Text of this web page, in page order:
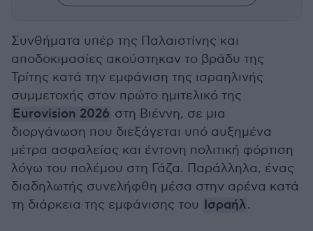
Συνθήματα υπέρ της Παλαιστίνης και
αποδοκιμασίες ακούστηκαν το βράδυ της
Τρίτης κατά την εμφάνιση της ισραηλινής
συμμετοχής στον πρώτο ημιτελικό της
Eurovision 2026 στη Βιέννη, σε μια
διοργάνωση που διεξάγεται υπό αυξημένα
μέτρα ασφαλείας και έντονη πολιτική φόρτιση
λόγω του πολέμου στη Γάζα. Παράλληλα, ένας
διαδηλωτής συνελήφθη μέσα στην αρένα κατά
τη διάρκεια της εμφάνισης του Ισραήλ.